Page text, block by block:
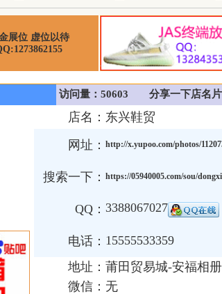
展位 虚位以待
访问量：50603 分享一下店名
店名： 东兴鞋贸
网址： http://x.yupoo.com/photos/
搜索一下： https://05940005.com/sou/
QQ： 3388067027
电话： 15555533359
地址： 莆田贸易城-安福相
微信： 无